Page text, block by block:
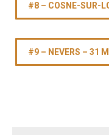
#8 – COSNE-SUR-
#9 – NEVERS – 31